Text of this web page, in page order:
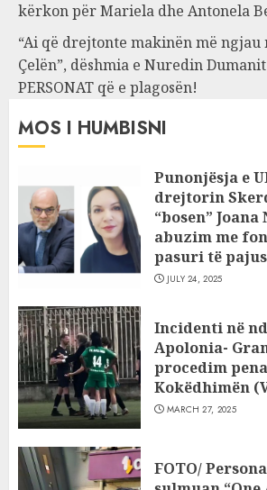
kërkon për Mariela dhe Antonela
“Ai që drejtonte makinën më ngjau
Çelën”, dëshmia e Nuredin
PERSONAT që e plagosën!
MOS I HUMBISNI
Punonjësja e
drejtorin
“bosen”
abuzim me
pasuri të
JULY 24, 2025
Incidenti në
Apolonia-
procedim
Kokëdhimën
MARCH 27, 2025
FOTO/